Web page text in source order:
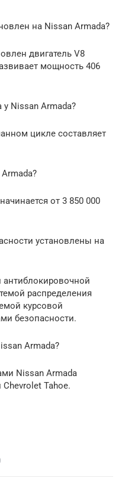
на Nissan Armada?
двигатель V8
мощность 406
Nissan Armada?
цикле составляет
от 3 850 000
установлены на
антиблокировочной
распределения
курсовой
безопасности.
Armada?
Nissan Armada
Tahoe.